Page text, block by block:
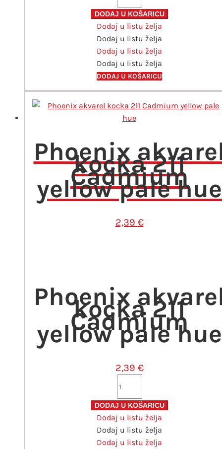
platno
sa
motivom
lubanja
30x30cm
količina
DODAJ U KOŠARICU
Dodaj u listu želja
Dodaj u listu želja
Dodaj u listu želja
Dodaj u listu želja
DODAJ U KOŠARICU
Phoenix
kocka 211
Cadmium
yellow pale hue
2,39 €
Phoenix
kocka 211
Cadmium
yellow pale hue
2,39 €
kocka
211
Cadmium
yellow
DODAJ U KOŠARICU
Dodaj u listu želja
Dodaj u listu želja
Dodaj u listu želja